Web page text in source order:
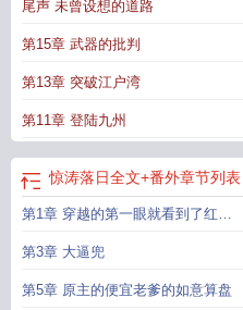
尾声 未曾设想的道路
第15章 武器的批判
第13章 突破江户湾
第11章 登陆九州
惊涛落日全文+番外章节列表
第1章 穿越的第一眼就看到了红膏
药
第3章 大逼兜
第5章 原主的便宜老爹的如意算盘